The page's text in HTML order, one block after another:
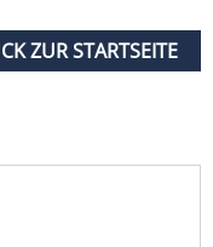
ZUR STARTSEITE